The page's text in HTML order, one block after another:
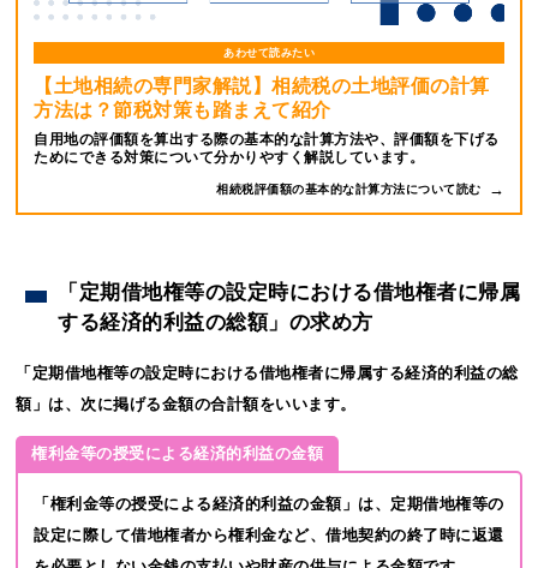
あわせて読みたい
【土地相続の専門家解説】相続税の土地評価の計算
方法は？節税対策も踏まえて紹介
自用地の評価額を算出する際の基本的な計算方法や、評価額を下げる
ためにできる対策について分かりやすく解説しています。
相続税評価額の基本的な計算方法について読む
「定期借地権等の設定時における借地権者に帰属
する経済的利益の総額」の求め方
「定期借地権等の設定時における借地権者に帰属する経済的利益の総
額」は、次に掲げる金額の合計額をいいます。
権利金等の授受による経済的利益の金額
「権利金等の授受による経済的利益の金額」は、定期借地権等の
設定に際して借地権者から権利金など、借地契約の終了時に返還